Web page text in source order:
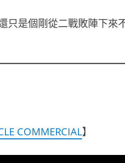
只是個剛從二戰敗陣下來
COMMERCIAL】